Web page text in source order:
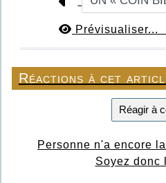
Prévisualiser...
Réactions à cet
Réagir à
Personne n'a encore
Soyez donc